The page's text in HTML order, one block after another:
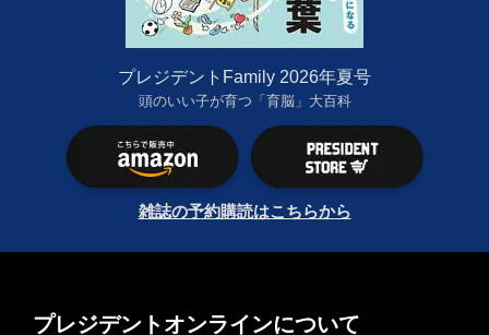
プレジデントFamily 2026年夏号
頭のいい子が育つ「育脳」大百科
雑誌の予約購読はこちらから
プレジデントオンラインについて